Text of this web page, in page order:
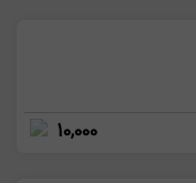
10,000